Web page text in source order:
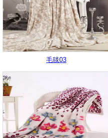
毛毯03